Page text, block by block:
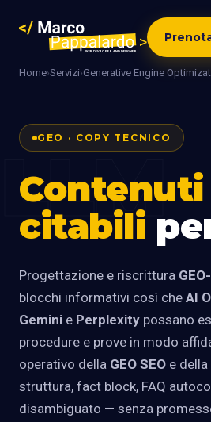
Home›Servizi›Generative Engine
LLM
GEO · COPY TECNICO
Contenuti
citabili
Progettazione e riscrittura
blocchi informativi così che AI
Gemini e Perplexity possano
procedure e prove in modo
operativo della GEO SEO e della
struttura, fact block, FAQ
disambiguato — senza